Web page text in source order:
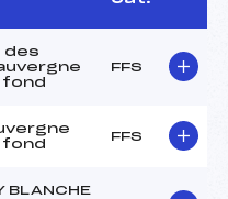
des
fond
FFS
fond
FFS
BLANCHE